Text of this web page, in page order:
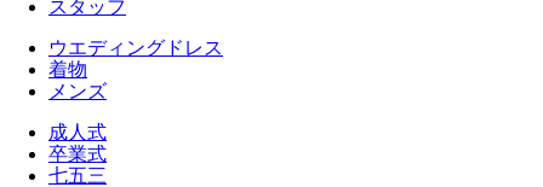
スタッフ
ウエディングドレス
着物
メンズ
成人式
卒業式
七五三